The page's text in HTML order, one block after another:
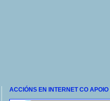
ACCIÓNS EN INTERNET CO APOIO